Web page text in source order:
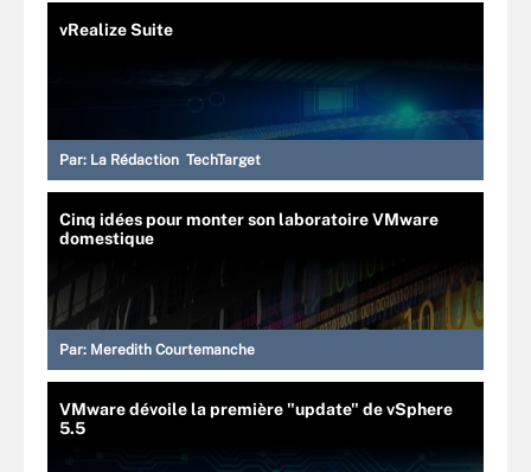
vRealize Suite
Par: La Rédaction TechTarget
Cinq idées pour monter son laboratoire VMware
domestique
Par: Meredith Courtemanche
VMware dévoile la première "update" de vSphere
5.5